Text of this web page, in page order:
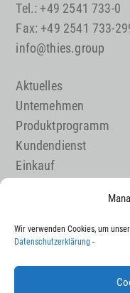
Wir verwenden Cookies, um
Datenschutzerklärung -
Tel.: +49 2541 733-0
Fax: +49 2541 733-
info@thies.group
Aktuelles
Unternehmen
Produktprogramm
Kundendienst
Einkauf
Karriere
Kontakt
Impressum